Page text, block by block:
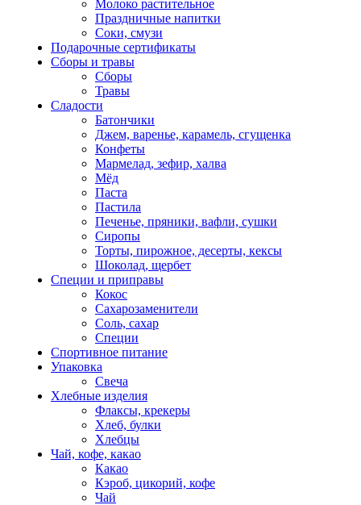
Молоко растительное
Праздничные напитки
Соки, смузи
Подарочные сертификаты
Сборы и травы
Сборы
Травы
Сладости
Батончики
Джем, варенье, карамель, сгущенка
Конфеты
Мармелад, зефир, халва
Мёд
Паста
Пастила
Печенье, пряники, вафли, сушки
Сиропы
Торты, пирожное, десерты, кексы
Шоколад, щербет
Специи и приправы
Кокос
Сахарозаменители
Соль, сахар
Специи
Спортивное питание
Упаковка
Свеча
Хлебные изделия
Флаксы, крекеры
Хлеб, булки
Хлебцы
Чай, кофе, какао
Какао
Кэроб, цикорий, кофе
Чай